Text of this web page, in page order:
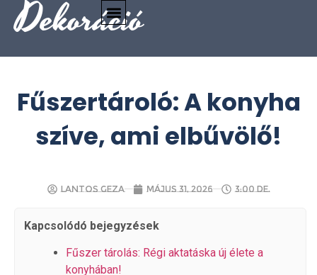
Dekoráció
Fűszertároló: A konyha
szíve, ami elbűvölő!
Lantos Geza május 31, 2026 3:00 de.
Kapcsolódó bejegyzések
Fűszer tárolás: Régi aktatáska új élete a
konyhában!